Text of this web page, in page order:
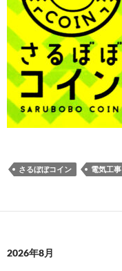
さるぼぼコイン 電気工事
2026年8月